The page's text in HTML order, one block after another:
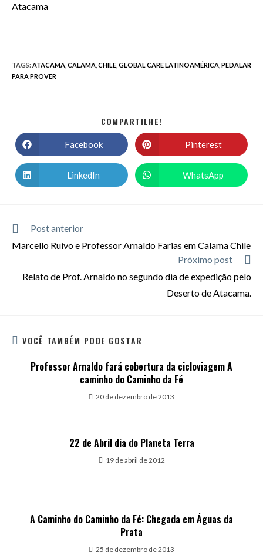
Atacama
TAGS:ATACAMA CALAMA CHILE GLOBAL CARE LATINOAMÉRICA PEDALAR
PARA PROVER
COMPARTILHE!
Facebook Pinterest
LinkedIn WhatsApp
Post anterior
Marcello Ruivo e Professor Arnaldo Farias em Calama Chile
Próximo post
Relato de Prof. Arnaldo no segundo dia de expedição pelo
Deserto de Atacama.
VOCÊ TAMBÉM PODE GOSTAR
Professor Arnaldo fará cobertura da cicloviagem A
caminho do Caminho da Fé
20 de dezembro de 2013
22 de Abril dia do Planeta Terra
19 de abril de 2012
A Caminho do Caminho da Fé: Chegada em Águas da
Prata
25 de dezembro de 2013